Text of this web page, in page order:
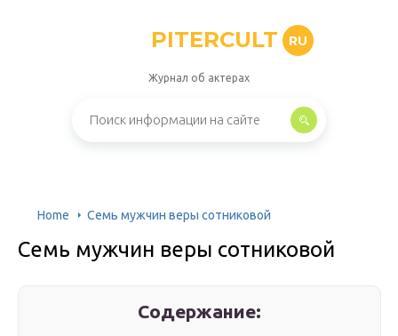
PITERCULT RU
Журнал об актерах
Home Семь мужчин веры сотниковой
Семь мужчин веры сотниковой
Содержание: